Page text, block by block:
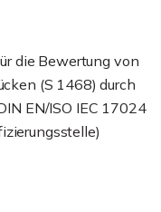
die Bewertung von
(S 1468) durch
EN/ISO IEC 17024